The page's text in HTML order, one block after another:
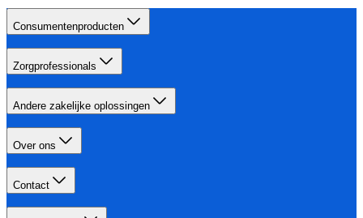
Consumentenproducten
Zorgprofessionals
Andere zakelijke oplossingen
Over ons
Contact